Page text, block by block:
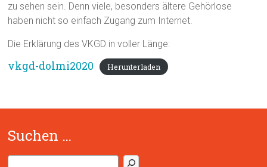
zu sehen sein. Denn viele, besonders ältere Gehörlose
haben nicht so einfach Zugang zum Internet.
Die Erklärung des VKGD in voller Länge:
vkgd-dolmi2020 Herunterladen
Suchen …